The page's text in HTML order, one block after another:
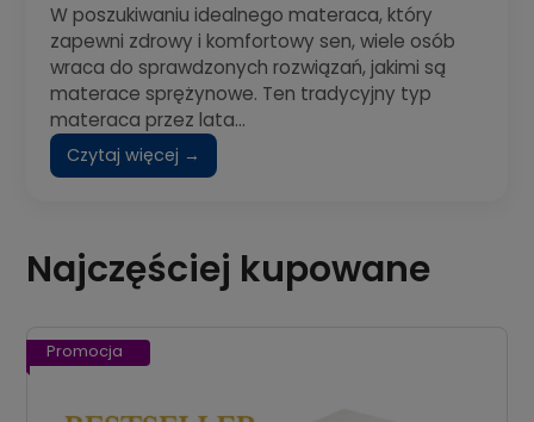
W poszukiwaniu idealnego materaca, który
zapewni zdrowy i komfortowy sen, wiele osób
wraca do sprawdzonych rozwiązań, jakimi są
materace sprężynowe. Ten tradycyjny typ
materaca przez lata...
Czytaj więcej →
Najczęściej kupowane
Promocja